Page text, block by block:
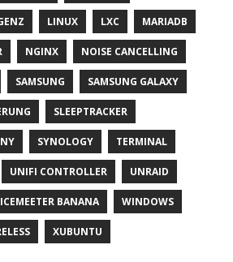
LINUX LXC MARIADB
NGINX NOISE CANCELLING
SAMSUNG SAMSUNG GALAXY
SLEEPTRACKER
SYNOLOGY TERMINAL
UNIFI CONTROLLER UNRAID
BANANA WINDOWS
XUBUNTU